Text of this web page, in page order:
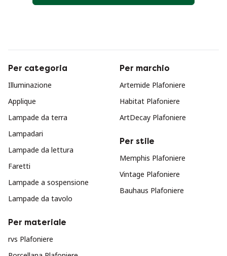
Per categoria
Illuminazione
Applique
Lampade da terra
Lampadari
Lampade da lettura
Faretti
Lampade a sospensione
Lampade da tavolo
Per marchio
Artemide Plafoniere
Habitat Plafoniere
ArtDecay Plafoniere
Per stile
Memphis Plafoniere
Vintage Plafoniere
Bauhaus Plafoniere
Per materiale
rvs Plafoniere